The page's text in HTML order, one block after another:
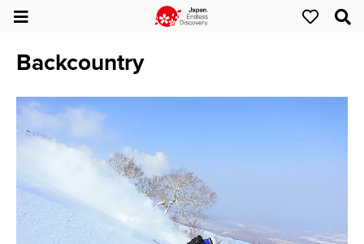
Backcountry